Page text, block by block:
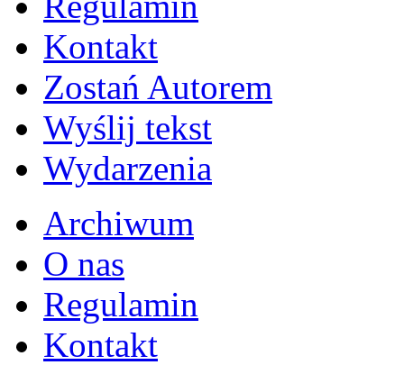
Kontakt
Zostań Autorem
Wyślij tekst
Wydarzenia
Archiwum
O nas
Regulamin
Kontakt